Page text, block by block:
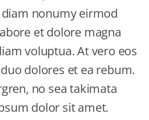
nonumy eirmod
et dolore magna
voluptua. At vero eos
dolores et ea rebum.
no sea takimata
dolor sit amet.